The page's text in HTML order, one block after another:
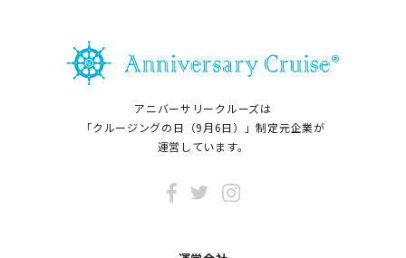
アニバーサリークルーズは
「クルージングの日（9月6日）」制定元企業が
運営しています。